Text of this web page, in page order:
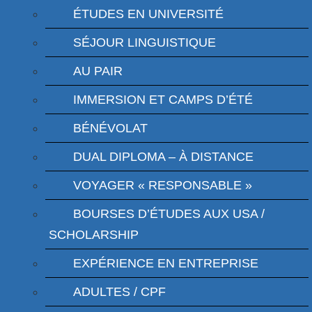
ÉTUDES EN UNIVERSITÉ
SÉJOUR LINGUISTIQUE
AU PAIR
IMMERSION ET CAMPS D’ÉTÉ
BÉNÉVOLAT
DUAL DIPLOMA – À DISTANCE
VOYAGER « RESPONSABLE »
BOURSES D’ÉTUDES AUX USA /
SCHOLARSHIP
EXPÉRIENCE EN ENTREPRISE
ADULTES / CPF